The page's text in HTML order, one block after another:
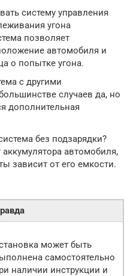
систему управления
угона
позволяет
автомобиля и
о попытке угона.
с другими
случаев да, но
дополнительная
без подзарядки?
аккумулятора автомобиля,
зависит от его емкости.
может быть
самостоятельно
наличии инструкции и